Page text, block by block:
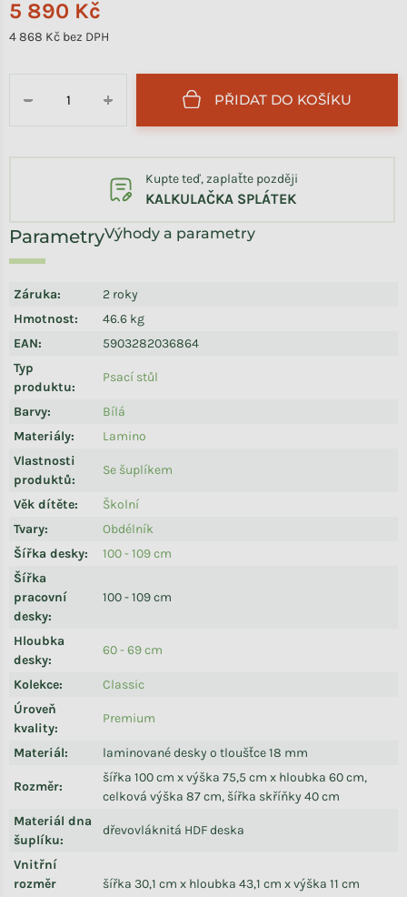
5 890 Kč
4 868 Kč bez DPH
+
− PŘIDAT DO KOŠÍKU
Výhody a parametry
Záruka:
2 roky
Hmotnost:
46.6 kg
EAN:
5903282036864
Typ
produktu:
Psací stůl
Barvy:
Bílá
Materiály:
Lamino
Vlastnosti
produktů:
Se šuplíkem
Věk dítěte:
Školní
Tvary:
Obdélník
Šířka desky:
100 - 109 cm
Šířka
pracovní
desky:
100 - 109 cm
Hloubka
desky:
60 - 69 cm
Kolekce:
Classic
Úroveň
kvality:
Premium
Materiál: laminované desky o tloušťce 18 mm
Rozměr:
šířka 100 cm x výška 75,5 cm x hloubka 60 cm,
celková výška 87 cm, šířka skříňky 40 cm
Materiál dna
šuplíku:
dřevovláknitá HDF deska
Vnitřní
rozměr
šířka 30,1 cm x hloubka 43,1 cm x výška 11 cm
Kupte teď, zaplaťte později
KALKULAČKA SPLÁTEK